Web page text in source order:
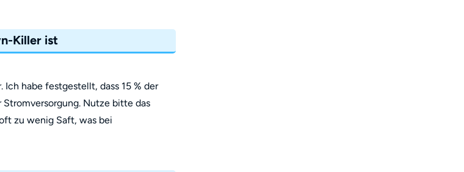
Killer ist
habe festgestellt, dass 15 % der
Nutze bitte das
zu wenig Saft, was bei